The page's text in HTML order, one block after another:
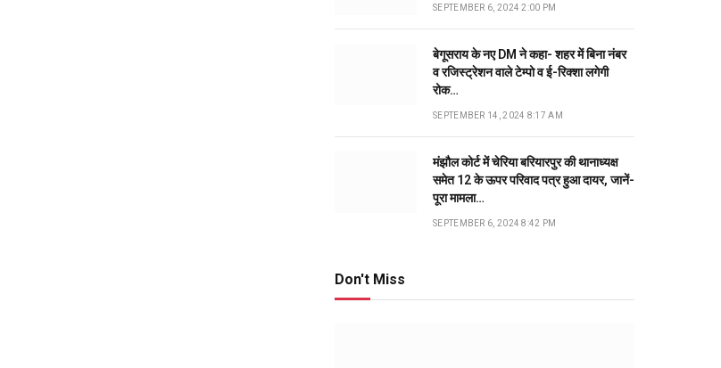
SEPTEMBER 6, 2024 2:00 PM
बेगूसराय के नए DM ने कहा- शहर में बिना नंबर
व रजिस्ट्रेशन वाले टेम्पो व ई-रिक्शा लगेगी
रोक…
SEPTEMBER 14, 2024 8:17 AM
मंझौल कोर्ट में चेरिया बरियारपुर की थानाध्यक्ष
समेत 12 के ऊपर परिवाद पत्र हुआ दायर, जानें-
पूरा मामला…
SEPTEMBER 6, 2024 8:42 PM
Don't Miss